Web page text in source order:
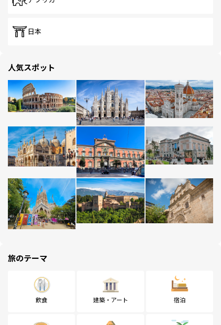
日本
人気スポット
旅のテーマ
飲食 建築・アート 宿泊